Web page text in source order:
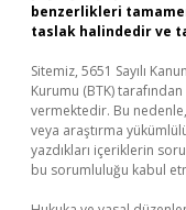
benzerlikleri
taslak halindedir ve
Sitemiz, 5651 Sayılı
Kurumu (BTK)
vermektedir. Bu
veya araştırma
yazdıkları içeriklerin
bu sorumluluğu kabul